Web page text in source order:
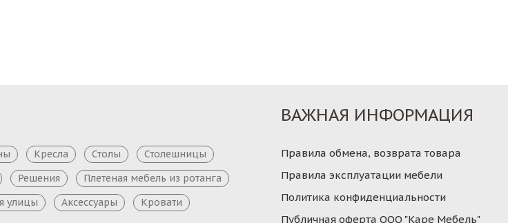
Кресла Столы
Столешницы
Решения
Плетеная мебель из ротанга
улицы Аксессуары Кровати
ВАЖНАЯ ИНФОРМАЦИЯ
Правила обмена, возврата товара
Правила эксплуатации мебели
Политика конфиденциальности
Публичная оферта ООО "Каре Мебель"